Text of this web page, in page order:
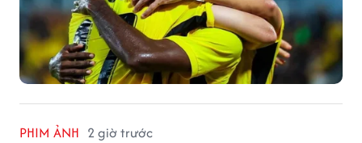
PHIM ẢNH 2 giờ trước